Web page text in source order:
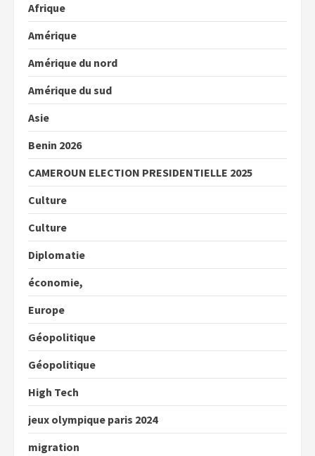
Afrique
Amérique
Amérique du nord
Amérique du sud
Asie
Benin 2026
CAMEROUN ELECTION PRESIDENTIELLE 2025
Culture
Culture
Diplomatie
économie,
Europe
Géopolitique
Géopolitique
High Tech
jeux olympique paris 2024
migration